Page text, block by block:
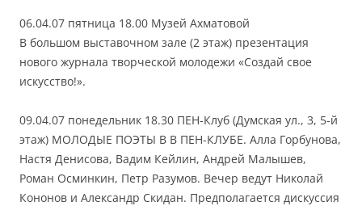
06.04.07 пятница 18.00 Музей Ахматовой
В большом выставочном зале (2 этаж) презентация
нового журнала творческой молодежи «Создай свое
искусство!».
09.04.07 понедельник 18.30 ПЕН-Клуб (Думская ул., 3, 5-й
этаж) МОЛОДЫЕ ПОЭТЫ В В ПЕН-КЛУБЕ. Алла Горбунова,
Настя Денисова, Вадим Кейлин, Андрей Малышев,
Роман Осминкин, Петр Разумов. Вечер ведут Николай
Кононов и Александр Скидан. Предполагается дискуссия